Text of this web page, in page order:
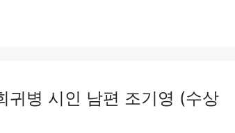
귀병 시인 남편 조기영 (수상